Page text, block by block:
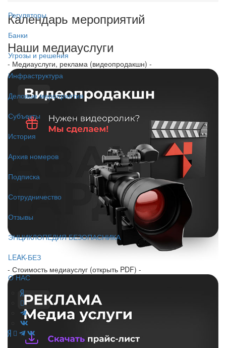
Регуляторы
Банки
Угрозы и решения
Инфраструктура
Деловые мероприятия
Субъекты
История
Архив номеров
Подписка
Сотрудничество
Отзывы
ЭНЦИКЛОПЕДИЯ БЕЗОПАСНИКА
LEAK-БЕЗ
О НАС
Календарь мероприятий
Наши медиауслуги
- Медиауслуги, реклама (видеопродакшн) -
- Стоимость медиауслуг (открыть PDF) -